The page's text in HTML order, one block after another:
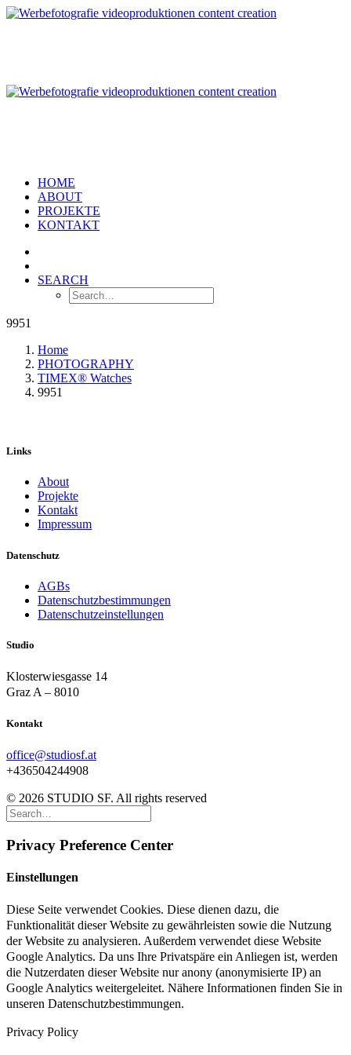
HOME
ABOUT
PROJEKTE
KONTAKT
SEARCH
9951
Home
PHOTOGRAPHY
TIMEX® Watches
9951
Links
About
Projekte
Kontakt
Impressum
Datenschutz
AGBs
Datenschutzbestimmungen
Datenschutzeinstellungen
Studio
Klosterwiesgasse 14
Graz A – 8010
Kontakt
office@studiosf.at
+436504244908
© 2026 STUDIO SF. All rights reserved
Privacy Preference Center
Einstellungen
Diese Seite verwendet Cookies. Diese dienen dazu, die
Funktionalität dieser Website zu gewährleisten sowie die Nutzung
der Website zu analysieren. Außerdem verwendet diese Website
Google Analytics. Da uns Ihre Privatspäre ein Anliegen ist, werden
die Nutzerdaten dieser Website nur anony (anonymisierte IP) an
Google Analytics weitergeleitet. Nähere Informationen finden Sie in
unseren Datenschutzbestimmungen.
Privacy Policy